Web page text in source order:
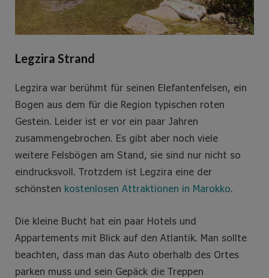
Legzira Strand
Legzira war berühmt für seinen Elefantenfelsen, ein
Bogen aus dem für die Region typischen roten
Gestein. Leider ist er vor ein paar Jahren
zusammengebrochen. Es gibt aber noch viele
weitere Felsbögen am Stand, sie sind nur nicht so
eindrucksvoll. Trotzdem ist Legzira eine der
schönsten kostenlosen Attraktionen in Marokko.
Die kleine Bucht hat ein paar Hotels und
Appartements mit Blick auf den Atlantik. Man sollte
beachten, dass man das Auto oberhalb des Ortes
parken muss und sein Gepäck die Treppen